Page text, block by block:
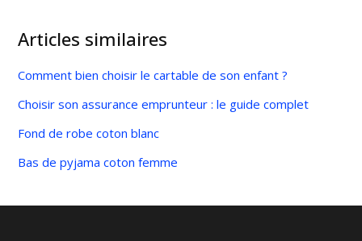
Articles similaires
Comment bien choisir le cartable de son enfant ?
Choisir son assurance emprunteur : le guide complet
Fond de robe coton blanc
Bas de pyjama coton femme